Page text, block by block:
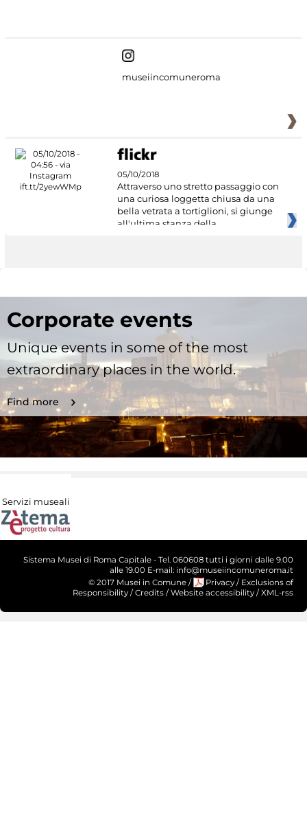
museiincomuneroma
05/10/2018
Attraverso uno stretto passaggio con
una curiosa loggetta chiusa da una
bella vetrata a tortiglioni, si giunge
all'ultima stanza della
Corporate events
Unique events in some of the most
extraordinary places in the world.
Find more
Servizi museali
Sistema Musei di Roma Capitale - Tel. 060608 tutti i giorni dalle 9.00
alle 19.00 E-mail: info@museiincomuneroma.it
© 2017 Musei in Comune / Privacy / Exclusions of
Responsibility /Credits /Website accessibility /XML-rss